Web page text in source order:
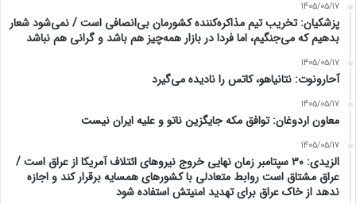
1405/05/17
پزشکیان: تخریب تیم مذاکره‌کننده کشورمان بی‌انصافی است / نمی‌شود شعار
بدهیم که می‌جنگیم، اما فردا در بازار همه‌چیز هم باشد و گرانی هم نباشد
1405/05/17
آحارونوت: نتانیاهو، کاتس را نادیده می‌گیرد
1405/05/17
معاون اردوغان: توافق مکه جایگزین ناتو و علیه ایران نیست
1405/05/17
الزیدی: ۳۰ سپتامبر زمان نهایی خروج نیروهای ائتلاف آمریکا از عراق است /
عراق مشتاق است روابط متعادلی با کشورهای همسایه برقرار کند و اجازه
ندهد از خاک عراق برای تهدید امنیتش استفاده شود